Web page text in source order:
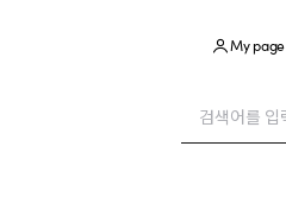
My page